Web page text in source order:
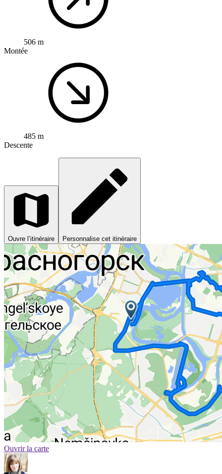
506 m
Montée
485 m
Descente
Ouvre l’itinéraire Personnalise cet itinéraire
Ouvrir la carte